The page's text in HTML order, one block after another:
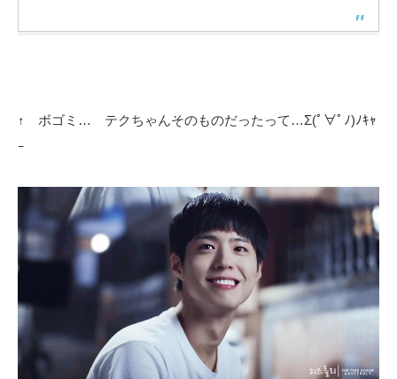
↑ ボゴミ… テクちゃんそのものだったって…Σ(ﾟ∀ﾟﾉ)ﾉｷｬ
ｰ